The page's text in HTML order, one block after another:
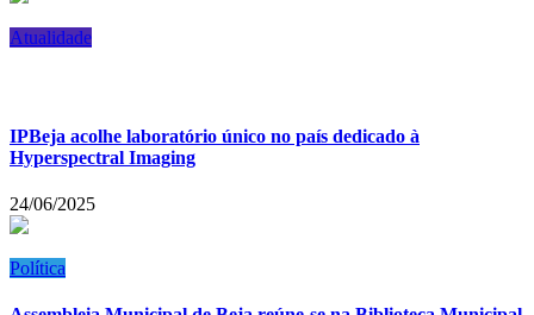
Atualidade
IPBeja acolhe laboratório único no país dedicado à
Hyperspectral Imaging
24/06/2025
Política